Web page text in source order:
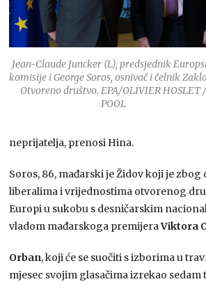
Jean-Claude Juncker (L), predsjednik
komisije i George Soros, osnivač i čelnik
Otvoreno društvo. EPA/OLIVIER HOSLET /
POOL
neprijatelja, prenosi Hina.
Soros, 86, mađarski je Židov koji je
liberalima i vrijednostima otvorenog
Europi u sukobu s desničarskim
vladom mađarskoga premijeraViktora
Orban, koji će se suočiti s izborima u
mjesec svojim glasačima izrekao sedam